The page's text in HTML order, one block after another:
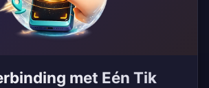
met Eén Tik